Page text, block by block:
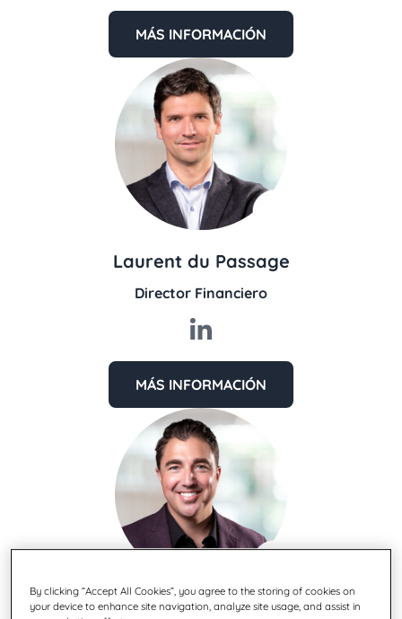
MÁS INFORMACIÓN
Laurent du Passage
Director Financiero
MÁS INFORMACIÓN
Brandon Batt
By clicking “Accept All Cookies”, you agree to the storing of cookies on
your device to enhance site navigation, analyze site usage, and assist in